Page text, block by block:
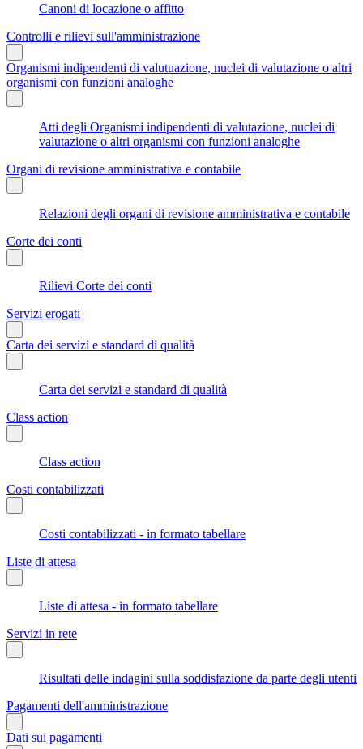
Canoni di locazione o affitto
Controlli e rilievi sull'amministrazione
Organismi indipendenti di valutuazione, nuclei di valutazione o altri
organismi con funzioni analoghe
Atti degli Organismi indipendenti di valutazione, nuclei di
valutazione o altri organismi con funzioni analoghe
Organi di revisione amministrativa e contabile
Relazioni degli organi di revisione amministrativa e contabile
Corte dei conti
Rilievi Corte dei conti
Servizi erogati
Carta dei servizi e standard di qualità
Carta dei servizi e standard di qualità
Class action
Class action
Costi contabilizzati
Costi contabilizzati - in formato tabellare
Liste di attesa
Liste di attesa - in formato tabellare
Servizi in rete
Risultati delle indagini sulla soddisfazione da parte degli utenti
Pagamenti dell'amministrazione
Dati sui pagamenti